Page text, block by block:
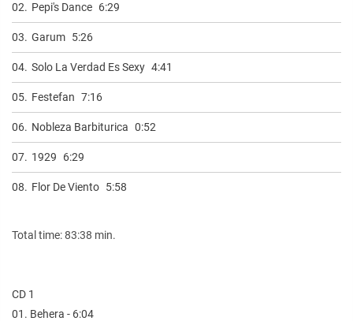
02. Pepi's Dance 6:29
03. Garum 5:26
04. Solo La Verdad Es Sexy 4:41
05. Festefan 7:16
06. Nobleza Barbiturica 0:52
07. 1929 6:29
08. Flor De Viento 5:58
Total time: 83:38 min.
CD 1
01. Behera - 6:04